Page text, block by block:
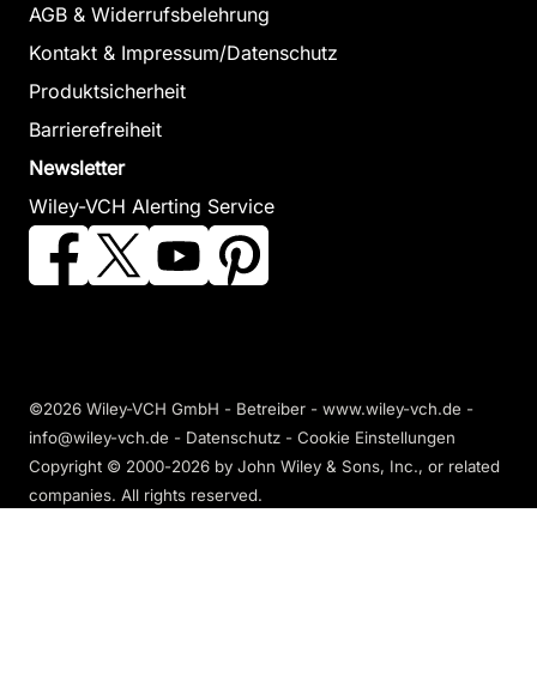
AGB & Widerrufsbelehrung
Kontakt & Impressum/Datenschutz
Produktsicherheit
Barrierefreiheit
Newsletter
Wiley-VCH Alerting Service
©2026 Wiley-VCH GmbH - Betreiber - www.wiley-vch.de -
info@wiley-vch.de - Datenschutz - Cookie Einstellungen
Copyright © 2000-2026 by John Wiley & Sons, Inc., or related
companies. All rights reserved.